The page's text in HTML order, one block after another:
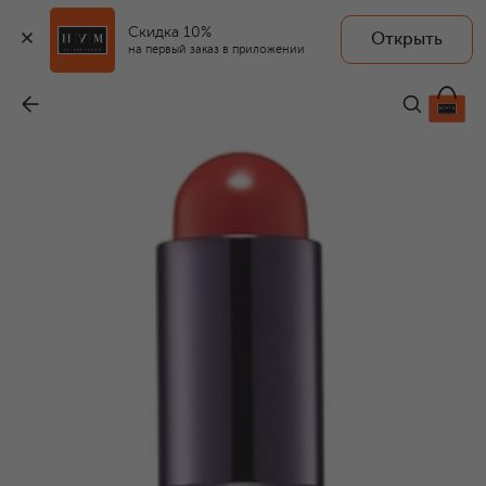
Скидка 10%
на первый заказ в приложении
Открыть
7 990 ₽